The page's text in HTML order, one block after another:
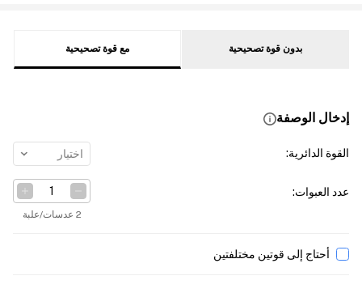
بدون قوة تصحيحية مع قوة تصحيحية
إدخال الوصفة
القوة الدائرية: اختيار
عدد العبوات:
2 عدسات/علبة
أحتاج إلى قوتين مختلفتين